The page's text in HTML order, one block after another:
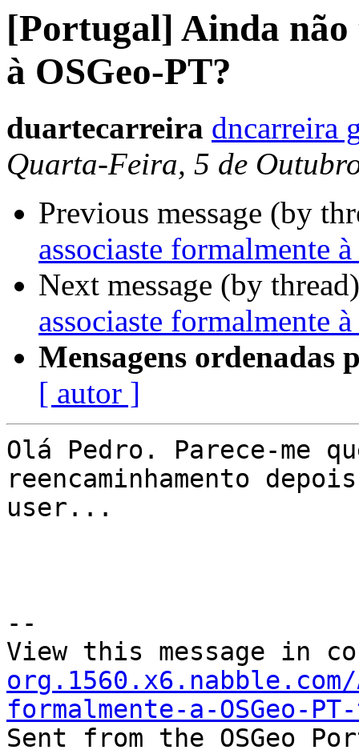
[Portugal] Ainda não
à OSGeo-PT?
duartecarreira dncarreira
Quarta-Feira, 5 de
Previous message (by
associaste formalmente
Next message (by
associaste formalmente
Mensagens ordenadas
[ autor ]
Olá Pedro. Parece-me
reencaminhamento
user...
--
View this message in
formalmente-a-OSGeo-
Sent from the OSGeo